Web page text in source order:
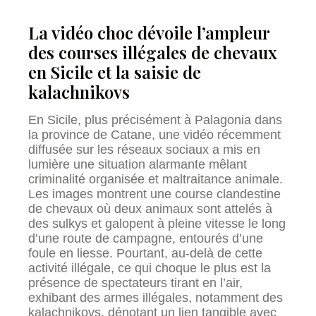
La vidéo choc dévoile l’ampleur
des courses illégales de chevaux
en Sicile et la saisie de
kalachnikovs
En Sicile, plus précisément à Palagonia dans
la province de Catane, une vidéo récemment
diffusée sur les réseaux sociaux a mis en
lumière une situation alarmante mêlant
criminalité organisée et maltraitance animale.
Les images montrent une course clandestine
de chevaux où deux animaux sont attelés à
des sulkys et galopent à pleine vitesse le long
d’une route de campagne, entourés d’une
foule en liesse. Pourtant, au-delà de cette
activité illégale, ce qui choque le plus est la
présence de spectateurs tirant en l’air,
exhibant des armes illégales, notamment des
kalachnikovs, dénotant un lien tangible avec